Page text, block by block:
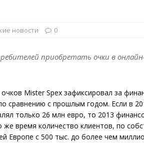
новости 0
приобретать очки в
Mister Spex зафиксировал за
сравнению с прошлым годом. Если в
только 26 млн евро, то 2013
время количество клиентов, по
Европе с 500 тыс. до более чем